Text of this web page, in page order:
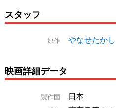
スタッフ
原作 やなせたかし
映画詳細データ
製作国 日本